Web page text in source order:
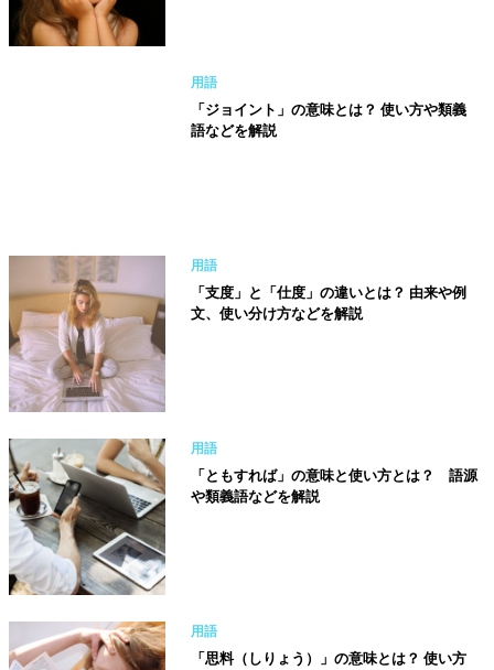
用語
「ジョイント」の意味とは？ 使い方や類義
語などを解説
用語
「支度」と「仕度」の違いとは？ 由来や例
文、使い分け方などを解説
用語
「ともすれば」の意味と使い方とは？ 語源
や類義語などを解説
用語
「思料（しりょう）」の意味とは？ 使い方